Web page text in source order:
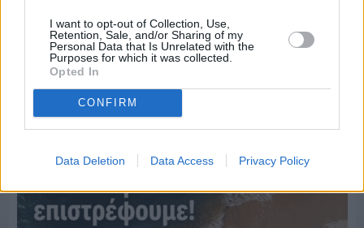
I want to opt-out of Collection, Use,
Retention, Sale, and/or Sharing of my
Personal Data that Is Unrelated with the
Purposes for which it was collected.
Opted In
CONFIRM
Data Deletion Data Access Privacy Policy
Πριν 6 ημέρες
Ο καιρός στη Χίο, σήμερα 3 Αυγούστου 2026